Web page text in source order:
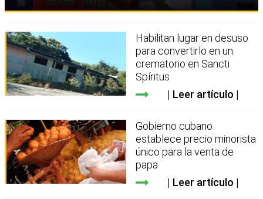
Habilitan lugar en desuso
para convertirlo en un
crematorio en Sancti
Spíritus
Leer artículo
Gobierno cubano
establece precio minorista
único para la venta de
papa
Leer artículo